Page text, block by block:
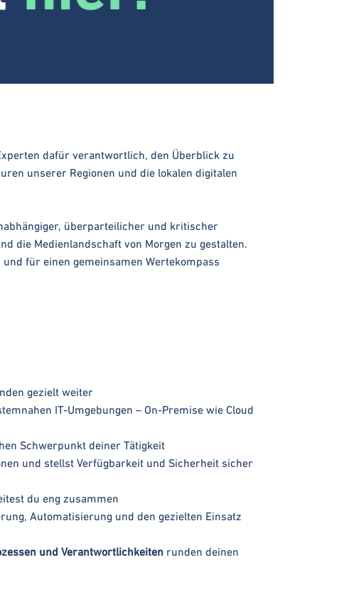
dafür verantwortlich, den Überblick zu
unserer Regionen und die lokalen digitalen
überparteilicher und kritischer
die Medienlandschaft von Morgen zu gestalten.
für einen gemeinsamen Wertekompass
gezielt weiter
IT-Umgebungen – On-Premise wie Cloud
Schwerpunkt deiner Tätigkeit
und stellst Verfügbarkeit und Sicherheit sicher
du eng zusammen
Automatisierung und den gezielten Einsatz
und Verantwortlichkeiten runden deinen